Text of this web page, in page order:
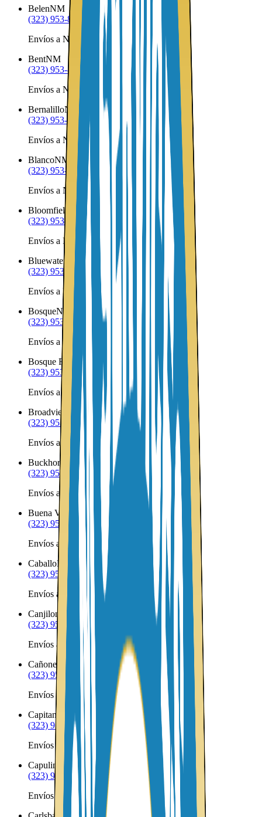
BelenNM
(323) 953-8100
Envíos a Nicaragua desde Belen
BentNM
(323) 953-8100
Envíos a Nicaragua desde Bent
BernalilloNM
(323) 953-8100
Envíos a Nicaragua desde Bernalillo
BlancoNM
(323) 953-8100
Envíos a Nicaragua desde Blanco
Bloomfield
(323) 953-8100
Envíos a Nicaragua desde Bloomfield
Bluewater
NM
(323) 953-8100
Envíos a Nicaragua desde Bluewater
BosqueNM
(323) 953-8100
Envíos a Nicaragua desde Bosque
Bosque Farms NM
(323) 953-8100
Envíos a Nicaragua desde Bosque Farms
Broadview
NM
(323) 953-8100
Envíos a Nicaragua desde Broadview
Buckhorn
NM
(323) 953-8100
Envíos a Nicaragua desde Buckhorn
Buena Vista
NM
(323) 953-8100
Envíos a Nicaragua desde Buena Vista
CaballoNM
(323) 953-8100
Envíos a Nicaragua desde Caballo
Canjilon
(323) 953-8100
Envíos a Nicaragua desde Canjilon
Cañones
NM
(323) 953-8100
Envíos a Nicaragua desde Cañones
Capitan
(323) 953-8100
Envíos a Nicaragua desde Capitan
Capulin
NM
(323) 953-8100
Envíos a Nicaragua desde Capulin